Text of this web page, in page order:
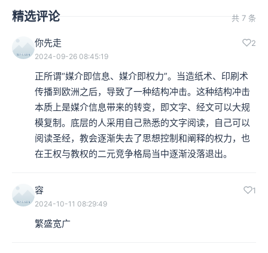
后，1299年，他成立了在中国的第一座天主教堂；再过八
年，他被教宗任命为汗八里区（“大都”的突厥语，意“大汗
之城”）总主教，也就是中国地区的第一位主教。大都出现
天主教堂之后十四年，南方的泉州也创建了中国的第二座
天主教堂。
本集编辑：小蝉
精选评论 共 7 条
你先走 2
2024-09-26 08:45:19
正所谓“媒介即信息、媒介即权力”。当造纸术、印刷术
传播到欧洲之后，导致了一种结构冲击。这种结构冲击
本质上是媒介信息带来的转变，即文字、经文可以大规
模复制。底层的人采用自己熟悉的文字阅读，自己可以
阅读圣经，教会逐渐失去了思想控制和阐释的权力，也
在王权与教权的二元竞争格局当中逐渐没落退出。
容 1
2024-10-11 08:29:49
繁盛宽广